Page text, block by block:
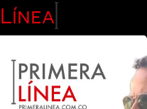
Línea